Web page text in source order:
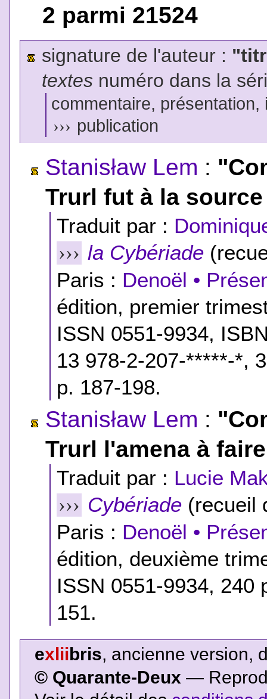
2 parmi 21524
signature de l'auteur :
textesnuméro dans la
commentaire,
››› publication
Stanisław Lem :
Trurl fut à la
Traduit par :
››› la Cybériade
Paris : Denoël •
édition, premier
ISSN 0551-9934,
13 978-2-207-*****-*,
p. 187-198.
Stanisław Lem :
Trurl l'amena à
Traduit par : Lucie
››› Cybériade (recueil
Paris : Denoël •
édition, deuxième
ISSN 0551-9934, 240
151.
exliibris, ancienne version,
© Quarante-Deux —